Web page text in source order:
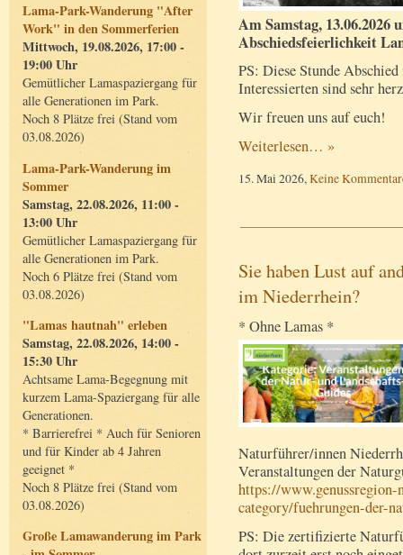
Lama-Park-Wanderung "After
Work" in den Sommerferien
Mittwoch, 19.08.2026, 17:00 -
19:00 Uhr
Gemütlicher Lamaspaziergang für
alle Generationen im Park.
Noch 8 Plätze frei (Stand vom
03.08.2026)
Lama-Park-Wanderung im
Sommer
Samstag, 22.08.2026, 11:00 -
13:00 Uhr
Gemütlicher Lamaspaziergang für
alle Generationen im Park.
Noch 6 Plätze frei (Stand vom
03.08.2026)
"Lamas hautnah" erleben
Samstag, 22.08.2026, 14:00 -
15:30 Uhr
Achtsame Lama-Begegnung mit
kurzem Lama-Spaziergang für alle
Generationen.
* Barrierefrei * Auch für Senioren
und für Kinder ab 4 Jahren
geeignet *
Noch 8 Plätze frei (Stand vom
03.08.2026)
Große Lamawanderung im Park
Am Samstag, 13.06.2026
Abschiedsfeierlichkeit
PS: Diese Stunde
Interessierten sind sehr
Wir freuen uns auf euch!
Weiterlesen… »
15. Mai 2026,Keine
Sie haben Lust auf
im Niederrhein?
* Ohne Lamas *
Naturführer/innen
Veranstaltungen der
https://www.genussregion-
category/fuehrungen-der-
PS: Die zertifizierte